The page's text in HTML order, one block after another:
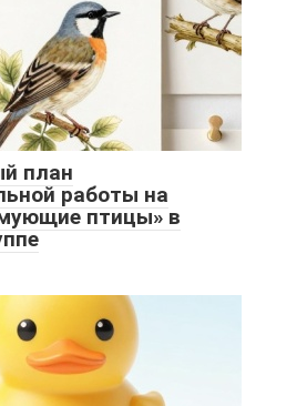
план
работы на
птицы» в